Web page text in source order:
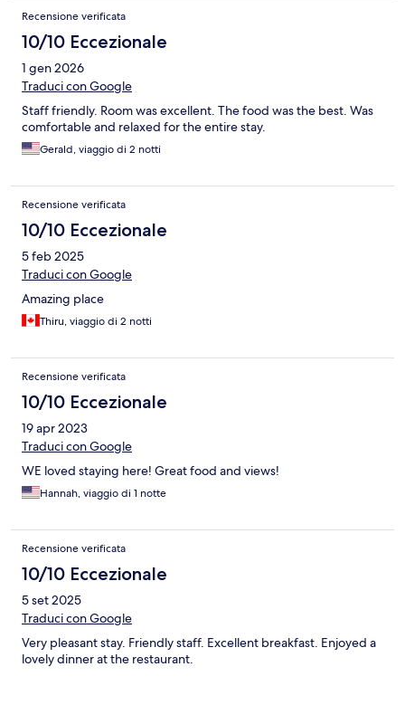
Recensione verificata
10/10 Eccezionale
1 gen 2026
Traduci con Google
Staff friendly. Room was excellent. The food was the best. Was
comfortable and relaxed for the entire stay.
Gerald, viaggio di 2 notti
Recensione verificata
10/10 Eccezionale
5 feb 2025
Traduci con Google
Amazing place
Thiru, viaggio di 2 notti
Recensione verificata
10/10 Eccezionale
19 apr 2023
Traduci con Google
WE loved staying here! Great food and views!
Hannah, viaggio di 1 notte
Recensione verificata
10/10 Eccezionale
5 set 2025
Traduci con Google
Very pleasant stay. Friendly staff. Excellent breakfast. Enjoyed a
lovely dinner at the restaurant.